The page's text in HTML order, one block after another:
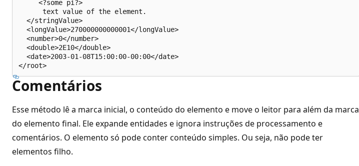
     <?some pi?>
      text value of the element.
  </stringValue>
  <longValue>270000000000001</longValue>
  <number>0</number>
  <double>2E10</double>
  <date>2003-01-08T15:00:00-00:00</date>
Comentários
Esse método lê a marca inicial, o conteúdo do elemento e move o leitor para além da marca
do elemento final. Ele expande entidades e ignora instruções de processamento e
comentários. O elemento só pode conter conteúdo simples. Ou seja, não pode ter
elementos filho.